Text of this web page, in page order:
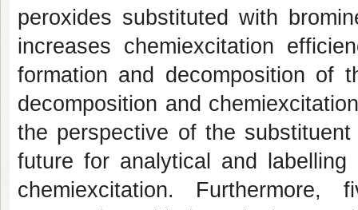
peroxides substituted with
increases chemiexcitation
formation and decomposition of
decomposition and
the perspective of the
future for analytical and
chemiexcitation.